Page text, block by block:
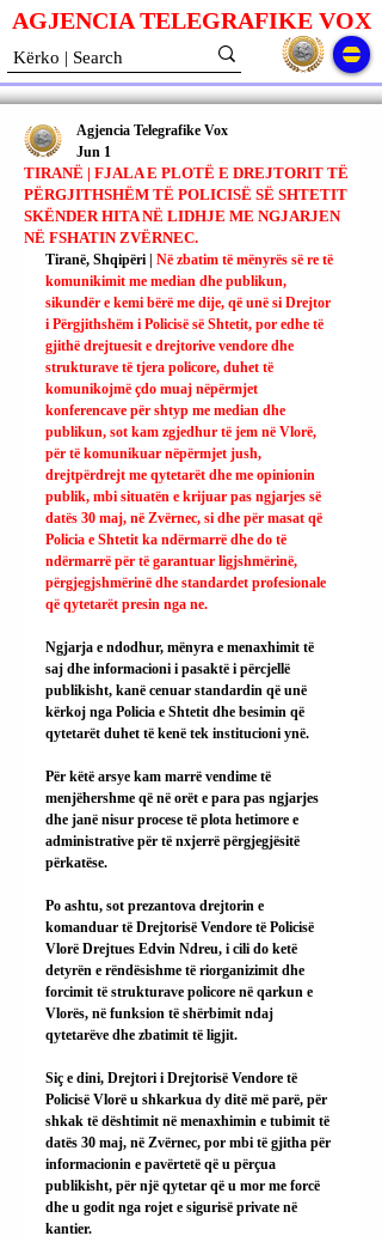
AGJENCIA TELEGRAFIKE VOX
TIRANË | FJALA E PLOTË E DREJTORIT TË
PËRGJITHSHËM TË POLICISË SË SHTETIT
SKËNDER HITA NË LIDHJE ME NGJARJEN
NË FSHATIN ZVËRNEC.
Agjencia Telegrafike Vox
Jun 1
Tiranë, Shqipëri | Në zbatim të mënyrës së re të
komunikimit me median dhe publikun,
sikundër e kemi bërë me dije, që unë si Drejtor
i Përgjithshëm i Policisë së Shtetit, por edhe të
gjithë drejtuesit e drejtorive vendore dhe
strukturave të tjera policore, duhet të
komunikojmë çdo muaj nëpërmjet
konferencave për shtyp me median dhe
publikun, sot kam zgjedhur të jem në Vlorë,
për të komunikuar nëpërmjet jush,
drejtpërdrejt me qytetarët dhe me opinionin
publik, mbi situatën e krijuar pas ngjarjes së
datës 30 maj, në Zvërnec, si dhe për masat që
Policia e Shtetit ka ndërmarrë dhe do të
ndërmarrë për të garantuar ligjshmërinë,
përgjegjshmërinë dhe standardet profesionale
që qytetarët presin nga ne.
Ngjarja e ndodhur, mënyra e menaxhimit të
saj dhe informacioni i pasaktë i përcjellë
publikisht, kanë cenuar standardin që unë
kërkoj nga Policia e Shtetit dhe besimin që
qytetarët duhet të kenë tek institucioni ynë.
Për këtë arsye kam marrë vendime të
menjëhershme që në orët e para pas ngjarjes
dhe janë nisur procese të plota hetimore e
administrative për të nxjerrë përgjegjësitë
përkatëse.
Po ashtu, sot prezantova drejtorin e
komanduar të Drejtorisë Vendore të Policisë
Vlorë Drejtues Edvin Ndreu, i cili do ketë
detyrën e rëndësishme të riorganizimit dhe
forcimit të strukturave policore në qarkun e
Vlorës, në funksion të shërbimit ndaj
qytetarëve dhe zbatimit të ligjit.
Siç e dini, Drejtori i Drejtorisë Vendore të
Policisë Vlorë u shkarkua dy ditë më parë, për
shkak të dështimit në menaxhimin e tubimit të
datës 30 maj, në Zvërnec, por mbi të gjitha për
informacionin e pavërtetë që u përçua
publikisht, për një qytetar që u mor me forcë
dhe u godit nga rojet e sigurisë private në
kantier.